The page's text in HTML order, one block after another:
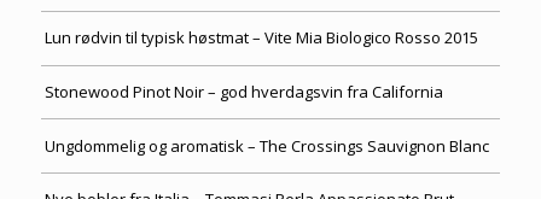
Lun rødvin til typisk høstmat – Vite Mia Biologico Rosso 2015
Stonewood Pinot Noir – god hverdagsvin fra California
Ungdommelig og aromatisk – The Crossings Sauvignon Blanc